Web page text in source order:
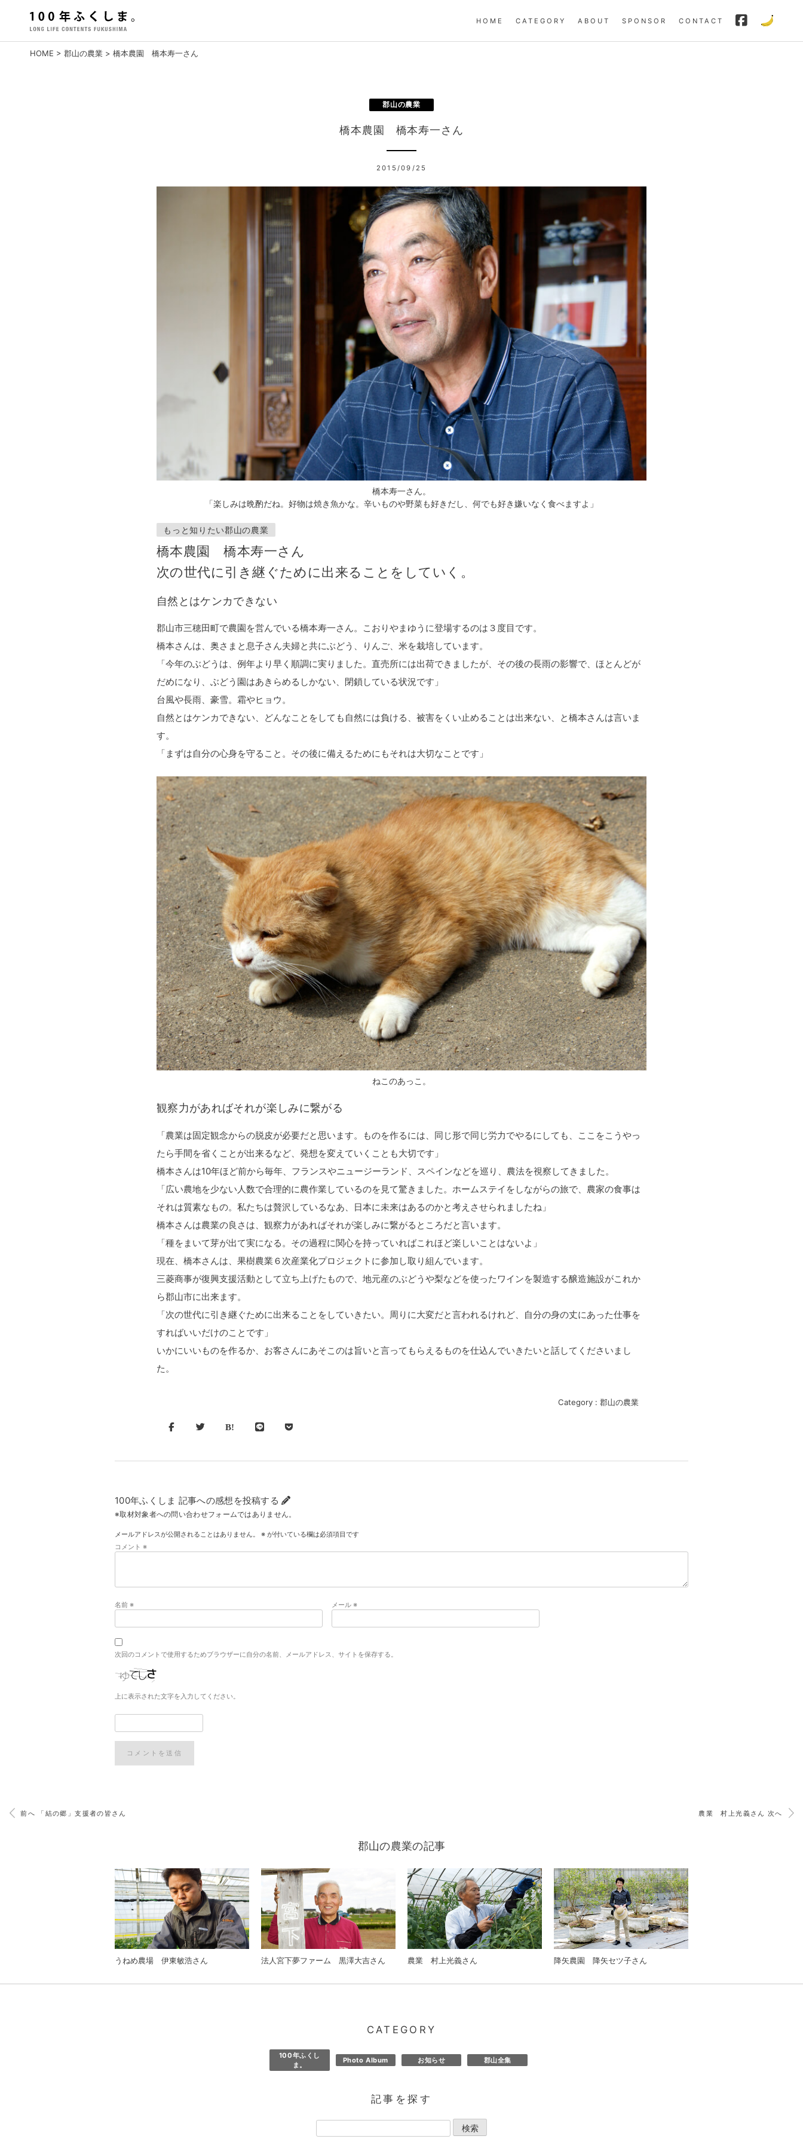
content
HOME CATEGORY ABOUT SPONSOR CONTACT
HOME > 郡山の農業 > 橋本農園 橋本寿一さん
郡山の農業
橋本農園 橋本寿一さん
2015/09/25
橋本寿一さん。
「楽しみは晩酌だね。好物は焼き魚かな。辛いものや野菜も好きだし、何でも好き嫌いなく食べますよ」
もっと知りたい郡山の農業
橋本農園 橋本寿一さん
次の世代に引き継ぐために出来ることをしていく。
自然とはケンカできない
郡山市三穂田町で農園を営んでいる橋本寿一さん。こおりやまゆうに登場するのは３度目です。
橋本さんは、奥さまと息子さん夫婦と共にぶどう、りんご、米を栽培しています。
「今年のぶどうは、例年より早く順調に実りました。直売所には出荷できましたが、その後の長雨の影響で、ほとんどが
だめになり、ぶどう園はあきらめるしかない、閉鎖している状況です」
台風や長雨、豪雪。霜やヒョウ。
自然とはケンカできない、どんなことをしても自然には負ける、被害をくい止めることは出来ない、と橋本さんは言いま
す。
「まずは自分の心身を守ること。その後に備えるためにもそれは大切なことです」
ねこのあっこ。
観察力があればそれが楽しみに繋がる
「農業は固定観念からの脱皮が必要だと思います。ものを作るには、同じ形で同じ労力でやるにしても、ここをこうやっ
たら手間を省くことが出来るなど、発想を変えていくことも大切です」
橋本さんは10年ほど前から毎年、フランスやニュージーランド、スペインなどを巡り、農法を視察してきました。
「広い農地を少ない人数で合理的に農作業しているのを見て驚きました。ホームステイをしながらの旅で、農家の食事は
それは質素なもの。私たちは贅沢しているなあ、日本に未来はあるのかと考えさせられましたね」
橋本さんは農業の良さは、観察力があればそれが楽しみに繋がるところだと言います。
「種をまいて芽が出て実になる。その過程に関心を持っていればこれほど楽しいことはないよ」
現在、橋本さんは、果樹農業６次産業化プロジェクトに参加し取り組んでいます。
三菱商事が復興支援活動として立ち上げたもので、地元産のぶどうや梨などを使ったワインを製造する醸造施設がこれか
ら郡山市に出来ます。
「次の世代に引き継ぐために出来ることをしていきたい。周りに大変だと言われるけれど、自分の身の丈にあった仕事を
すればいいだけのことです」
いかにいいものを作るか、お客さんにあそこのは旨いと言ってもらえるものを仕込んでいきたいと話してくださいまし
た。
Category : 郡山の農業
100年ふくしま 記事への感想を投稿する
※取材対象者への問い合わせフォームではありません。
メールアドレスが公開されることはありません。 ※ が付いている欄は必須項目です
コメント ※
名前 ※ メール ※
次回のコメントで使用するためブラウザーに自分の名前、メールアドレス、サイトを保存する。
上に表示された文字を入力してください。
前へ 「結の郷」支援者の皆さん 農業 村上光義さん 次へ
郡山の農業の記事
うねめ農場 伊東敏浩さん 法人宮下夢ファーム 黒澤大吉さん 農業 村上光義さん 降矢農園 降矢セツ子さん
CATEGORY
100年ふくし
ま。
Photo Album お知らせ 郡山全集
記事を探す